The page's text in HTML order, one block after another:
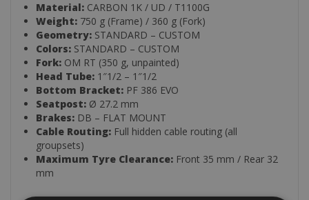
Material: CARBON 1K / UD / T1100G
Weight: 750 g (Frame) / 360 g (Fork)
Geometry: STANDARD – CUSTOM
Colors: STANDARD – CUSTOM
Fork: OM RT (350 g, unpainted)
Head Tube: 1″1/2 – 1″1/2
Bottom Bracket: PF 386 EVO
Seatpost: Ø 27.2 mm
Brakes: DB – FLAT MOUNT
Cable Routing: Full hidden cable routing (all
groupsets)
Maximum Tyre Clearance: Front 35 mm / Rear 32
mm